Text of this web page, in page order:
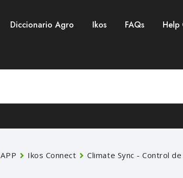
Diccionario Agro Ikos FAQs Help
APP Ikos Connect Climate Sync - Control de